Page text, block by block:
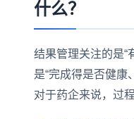
什么？
结果管理关注的是“
是“完成得是否健康
对于药企来说，过